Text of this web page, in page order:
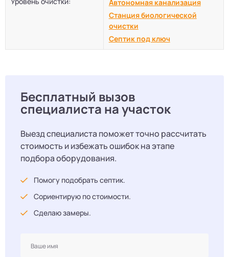
Автономная канализация
Станция биологической
очистки
Септик под ключ
Бесплатный вызов
специалиста на участок
Выезд специалиста поможет точно рассчитать
стоимость и избежать ошибок на этапе
подбора оборудования.
Помогу подобрать септик.
Сориентирую по стоимости.
Сделаю замеры.